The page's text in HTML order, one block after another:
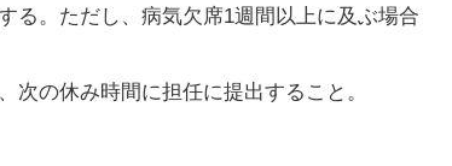
る。ただし、病気欠席1週間以上に及ぶ場合
次の休み時間に担任に提出すること。